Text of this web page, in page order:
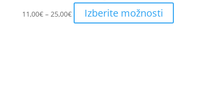
11,00€ – 25,00€Price
range:
Izberite možnosti
product